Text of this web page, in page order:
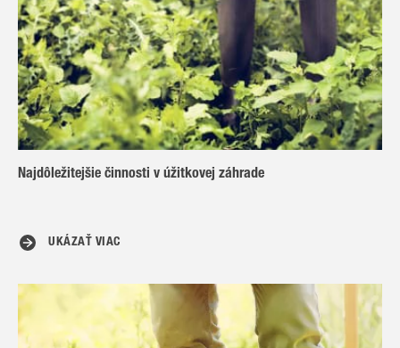
Najdôležitejšie činnosti v úžitkovej záhrade
UKÁZAŤ VIAC